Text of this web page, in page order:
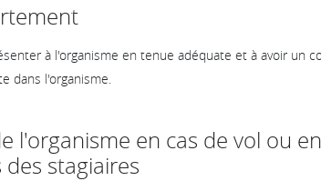
à l'organisme en tenue adéquate et à avoir un
dans l'organisme.
l'organisme en cas de vol ou
stagiaires